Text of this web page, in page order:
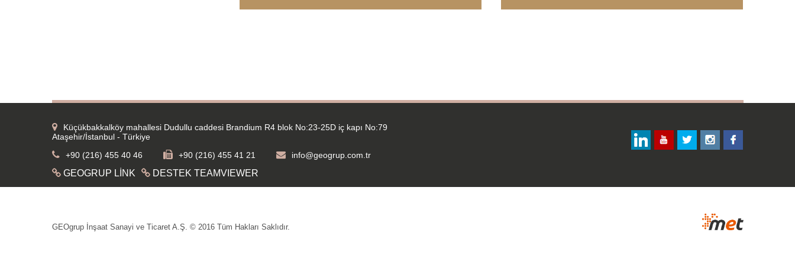
Küçükbakkalköy mahallesi Dudullu caddesi Brandium R4 blok No:23-25D iç kapı No:79
Ataşehir/İstanbul - Türkiye
+90 (216) 455 40 46
+90 (216) 455 41 21 info@geogrup.com.tr
GEOGRUP LİNK DESTEK TEAMVIEWER
GEOgrup İnşaat Sanayi ve Ticaret A.Ş. © 2016 Tüm Hakları Saklıdır.